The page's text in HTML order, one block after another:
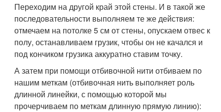
Переходим на другой край этой стены. И в такой же
последовательности выполняем те же действия:
отмечаем на потолке 5 см от стены, опускаем отвес к
полу, останавливаем грузик, чтобы он не качался и
под кончиком грузика аккуратно ставим точку.
А затем при помощи отбивочной нити отбиваем по
нашим меткам (отбивочная нить выполняет роль
длинной линейки, с помощью которой мы
прочерчиваем по меткам длинную прямую линию):